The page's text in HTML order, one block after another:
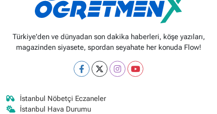
Türkiye'den ve dünyadan son dakika haberleri, köşe yazıları,
magazinden siyasete, spordan seyahate her konuda Flow!
İstanbul Nöbetçi Eczaneler
İstanbul Hava Durumu